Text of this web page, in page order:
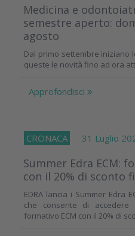
Medicina e
semestre aperto:
agosto
Dal primo settembre iniziano
queste le novità fino ad ora
Approfondisci
CRONACA 31 Luglio
Summer Edra ECM:
con il 20% di sconto
EDRA lancia i Summer Edra
che consente di
formativo ECM con il 20% di